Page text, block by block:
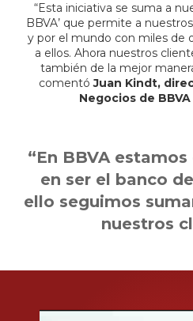
“Esta iniciativa se suma a
BBVA’ que permite a
y por el mundo con miles de
a ellos. Ahora nuestros
también de la mejor
comentóJuan Kindt,
Negocios de
“En BBVA
en ser el banco
ello seguimos
nuestros